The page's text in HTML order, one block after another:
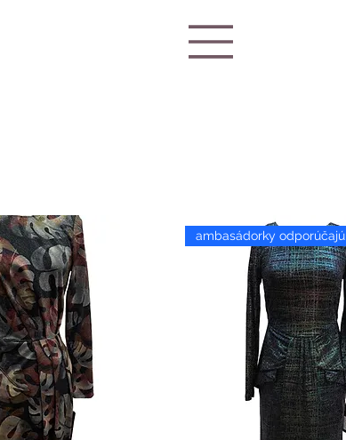
ambasádorky odporúčajú